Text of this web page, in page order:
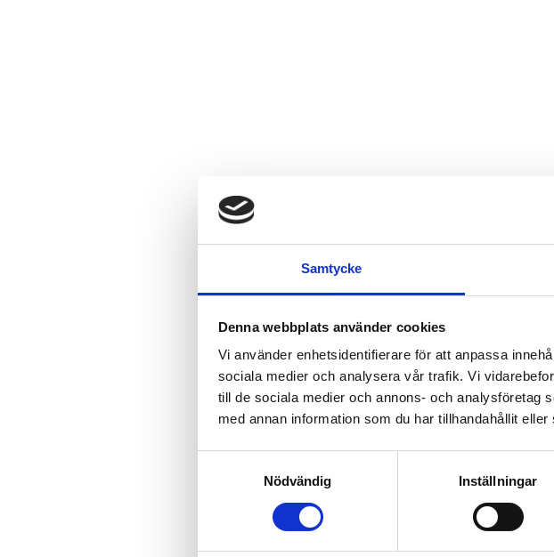
Samtycke
Denna webbplats använder cookies
Vi använder enhetsidentifierare för att anpassa
sociala medier och analysera vår trafik. Vi
till de sociala medier och annons- och analysföretag
med annan information som du har tillhandahållit
Nödvändig
Inställningar